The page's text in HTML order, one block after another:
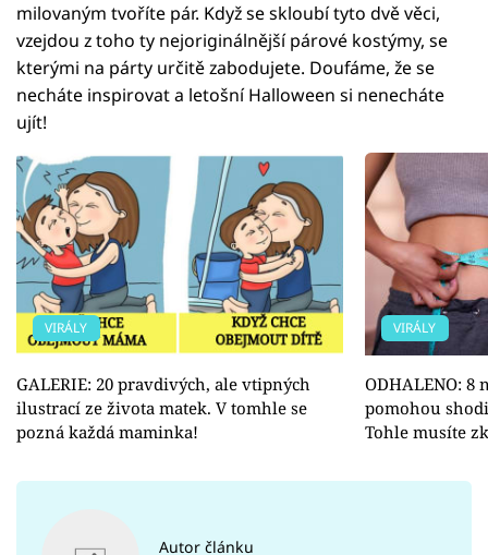
milovaným tvoříte pár. Když se skloubí tyto dvě věci,
vzejdou z toho ty nejoriginálnější párové kostýmy, se
kterými na párty určitě zabodujete. Doufáme, že se
necháte inspirovat a letošní Halloween si nenecháte
ujít!
VIRÁLY
GALERIE: 20 pravdivých, ale vtipných
ilustrací ze života matek. V tomhle se
pozná každá maminka!
VIRÁLY
ODHALENO: 8
pomohou
Tohle musíte
Autor článku